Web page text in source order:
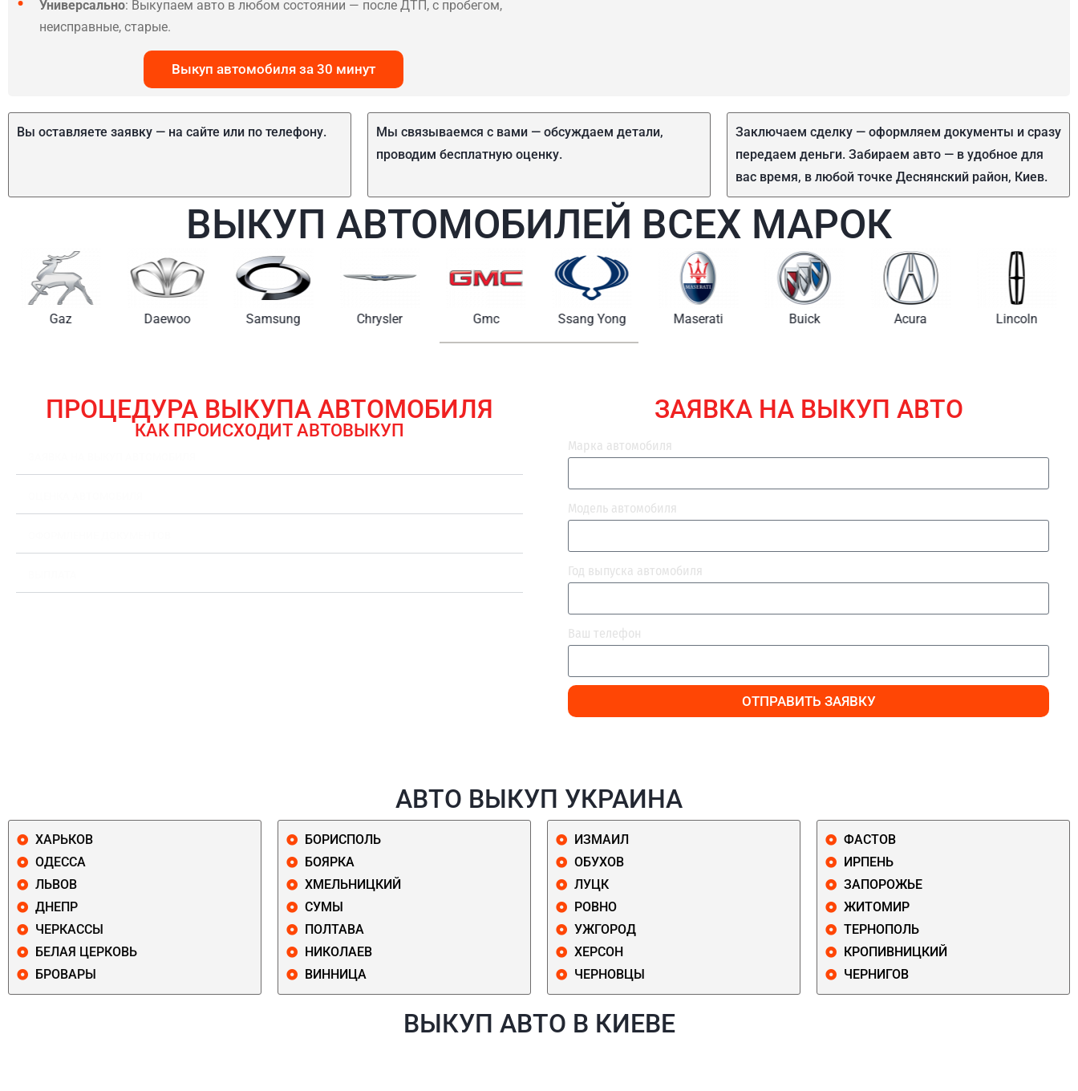
Универсально: Выкупаем авто в любом состоянии — после ДТП, с пробегом,
неисправные, старые.
Выкуп автомобиля за 30 минут
Вы оставляете заявку — на сайте или по телефону.
Мы связываемся с вами — обсуждаем детали,
проводим бесплатную оценку.
Заключаем сделку — оформляем документы и сразу
передаем деньги. Забираем авто — в удобное для
вас время, в любой точке Деснянский район, Киев.
ВЫКУП АВТОМОБИЛЕЙ ВСЕХ МАРОК
Gaz Daewoo Samsung Chrysler Gmc Ssang Yong Maserati Buick Acura Lincoln
ПРОЦЕДУРА ВЫКУПА АВТОМОБИЛЯ
КАК ПРОИСХОДИТ АВТОВЫКУП
ЗАЯВКА НА ВЫКУП АВТО
Марка автомобиля
Модель автомобиля
Год выпуска автомобиля
Ваш телефон
ОТПРАВИТЬ ЗАЯВКУ
АВТО ВЫКУП УКРАИНА
ХАРЬКОВ
ОДЕССА
ЛЬВОВ
ДНЕПР
ЧЕРКАССЫ
БЕЛАЯ ЦЕРКОВЬ
БРОВАРЫ
БОРИСПОЛЬ
БОЯРКА
ХМЕЛЬНИЦКИЙ
СУМЫ
ПОЛТАВА
НИКОЛАЕВ
ВИННИЦА
ИЗМАИЛ
ОБУХОВ
ЛУЦК
РОВНО
УЖГОРОД
ХЕРСОН
ЧЕРНОВЦЫ
ФАСТОВ
ИРПЕНЬ
ЗАПОРОЖЬЕ
ЖИТОМИР
ТЕРНОПОЛЬ
КРОПИВНИЦКИЙ
ЧЕРНИГОВ
ВЫКУП АВТО В КИЕВЕ